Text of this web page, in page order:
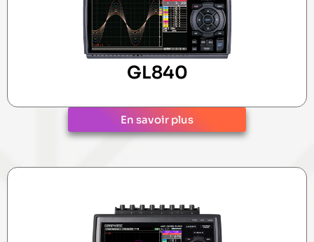
GL840
En savoir plus